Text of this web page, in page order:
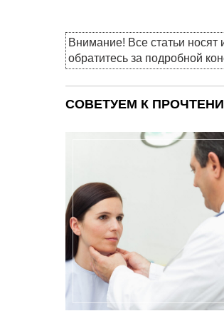
Внимание! Все статьи
обратитесь за подробной
СОВЕТУЕМ К